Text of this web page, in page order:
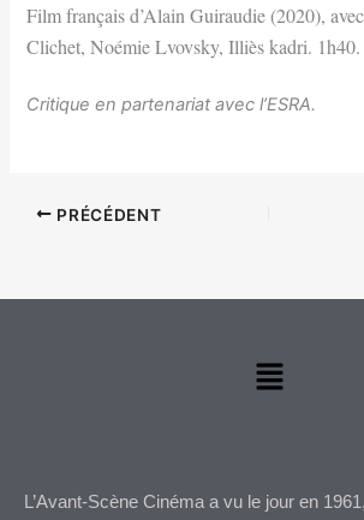
Film français d’Alain Guiraudie (2020),
Clichet, Noémie Lvovsky, Illiès kadri. 1h40.
Critique en partenariat avec l’ESRA.
PRÉCÉDENT
Menu
L’Avant-Scène Cinéma a vu le jour en